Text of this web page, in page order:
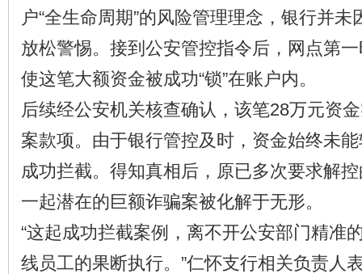
户“全生命周期”的风险管理理念，银行并
放松警惕。接到公安管控指令后，网点第
使这笔大额资金被成功“锁”在账户内。
后续经公安机关核查确认，该笔28万元资
案款项。由于银行管控及时，资金始终未
成功拦截。得知真相后，原已多次要求解
一起潜在的巨额诈骗案被化解于无形。
“这起成功拦截案例，离不开公安部门精准
线员工的果断执行。”仁怀支行相关负责人